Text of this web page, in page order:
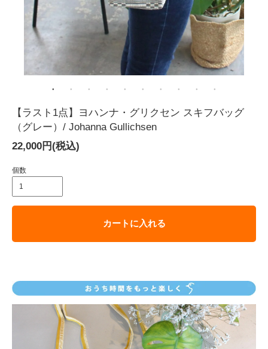
【ラスト1点】ヨハンナ・グリクセン スキフバッグ
（グレー）/ Johanna Gullichsen
22,000円(税込)
個数
カートに入れる